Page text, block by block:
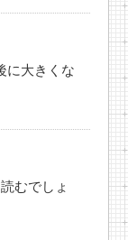
に大きくな
むでしょ